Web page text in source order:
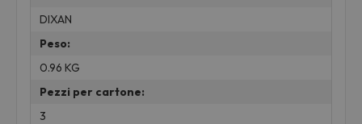
DIXAN
Peso:
0.96 KG
Pezzi per cartone:
3